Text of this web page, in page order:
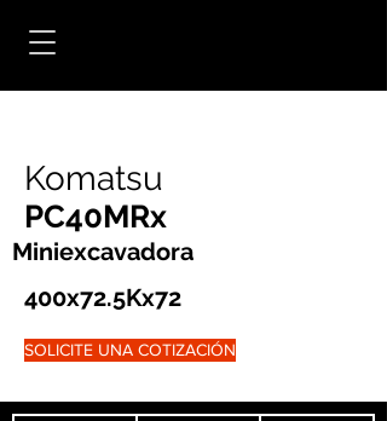
Komatsu
PC40MRx
Miniexcavadora
400x72.5Kx72
SOLICITE UNA COTIZACIÓN